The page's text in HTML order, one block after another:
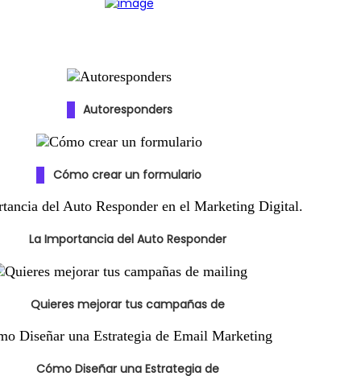
Autoresponders
Cómo crear un formulario
La Importancia del Auto Responder
Quieres mejorar tus campañas de
Cómo Diseñar una Estrategia de